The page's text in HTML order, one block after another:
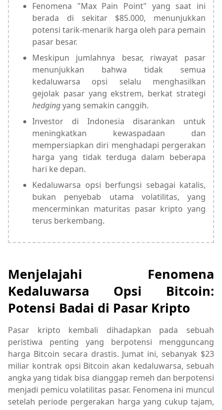
Fenomena "Max Pain Point" yang saat ini
berada di sekitar $85.000, menunjukkan
potensi tarik-menarik harga oleh para pemain
pasar besar.
Meskipun jumlahnya besar, riwayat pasar
menunjukkan bahwa tidak semua
kedaluwarsa opsi selalu menghasilkan
gejolak pasar yang ekstrem, berkat strategi
hedgingyang semakin canggih.
Investor di Indonesia disarankan untuk
meningkatkan kewaspadaan dan
mempersiapkan diri menghadapi pergerakan
harga yang tidak terduga dalam beberapa
hari ke depan.
Kedaluwarsa opsi berfungsi sebagai katalis,
bukan penyebab utama volatilitas, yang
mencerminkan maturitas pasar kripto yang
terus berkembang.
Menjelajahi Fenomena
Kedaluwarsa Opsi Bitcoin:
Potensi Badai di Pasar Kripto
Pasar kripto kembali dihadapkan pada sebuah
peristiwa penting yang berpotensi mengguncang
harga Bitcoin secara drastis. Jumat ini, sebanyak $23
miliar kontrak opsi Bitcoin akan kedaluwarsa, sebuah
angka yang tidak bisa dianggap remeh dan berpotensi
menjadi pemicu volatilitas pasar. Fenomena ini muncul
setelah periode pergerakan harga yang cukup tajam,